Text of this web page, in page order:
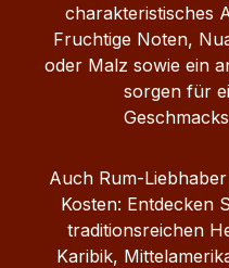
charakteristisches
Fruchtige Noten,
oder Malz sowie ein
sorgen für
Auch Rum-
Kosten: Entdecken
traditionsreichen
Karibik,